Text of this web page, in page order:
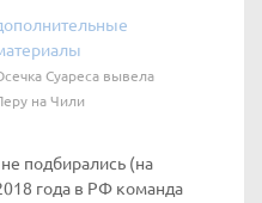
Суареса вывела
на Чили
подбирались (на
года в РФ команда